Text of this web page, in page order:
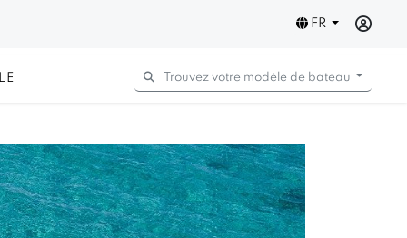
FR
Trouvez votre modèle de bateau